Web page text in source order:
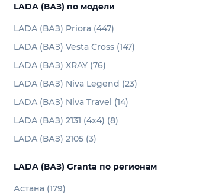
LADA (ВАЗ) по модели
LADA (ВАЗ) Priora (447)
LADA (ВАЗ) Vesta Cross (147)
LADA (ВАЗ) XRAY (76)
LADA (ВАЗ) Niva Legend (23)
LADA (ВАЗ) Niva Travel (14)
LADA (ВАЗ) 2131 (4x4) (8)
LADA (ВАЗ) 2105 (3)
LADA (ВАЗ) Granta по регионам
Астана (179)